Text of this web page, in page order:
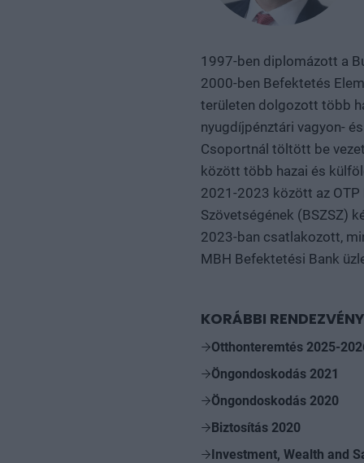
1997-ben diplomázott a
2000-ben Befektetés
területen dolgozott több
nyugdíjpénztári vagyon-
Csoportnál töltött be
között több hazai és
2021-2023 között az
Szövetségének (BSZSZ)
2023-ban csatlakozott,
MBH Befektetési Bank
KORÁBBI
Otthonteremtés 2025-
Öngondoskodás 2021
Öngondoskodás 2020
Biztosítás 2020
Investment, Wealth and